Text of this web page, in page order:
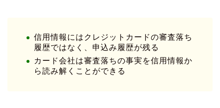
信用情報にはクレジットカードの審査落ち
履歴ではなく、申込み履歴が残る
カード会社は審査落ちの事実を信用情報か
ら読み解くことができる